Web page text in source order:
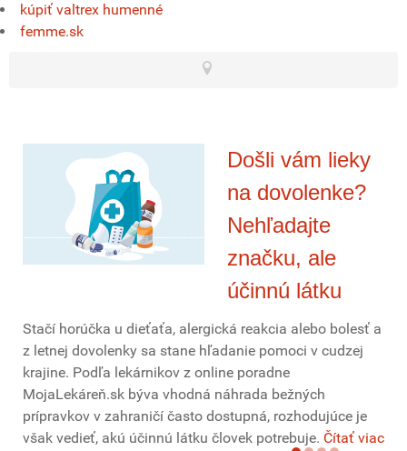
kúpiť valtrex humenné
femme.sk
Došli vám lieky
na dovolenke?
Nehľadajte
značku, ale
účinnú látku
Stačí horúčka u dieťaťa, alergická reakcia alebo bolesť a
z letnej dovolenky sa stane hľadanie pomoci v cudzej
krajine. Podľa lekárnikov z online poradne
MojaLekáreň.sk býva vhodná náhrada bežných
prípravkov v zahraničí často dostupná, rozhodujúce je
však vedieť, akú účinnú látku človek potrebuje. Čítať viac